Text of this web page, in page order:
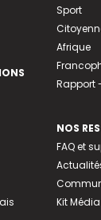
Sport
Afrique
Rapport
NOS
FAQ et
Kit Média